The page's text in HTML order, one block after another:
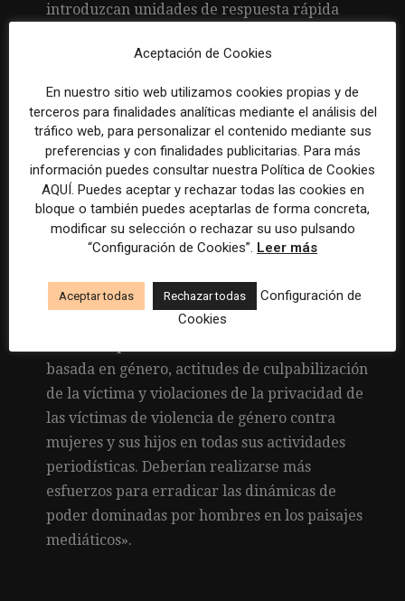
introduzcan unidades de respuesta rápida
con puntos de contacto humanos.
Apoyar la regulaciónpara hacer que las
compañías de redes sociales sean responsables
de la seguridad de las mujeres periodistas en
sus servicios.
Actuar según la recomendación de noviembre
de 2021 del Grupo de Expertos del Consejo de
Europa sobre la Acción contra la Violencia
alienta a las organizaciones de medios y
sindicatos de periodistas a «tomar pasos
basada en género, actitudes de culpabilización
de la víctima y violaciones de la privacidad de
las víctimas de violencia de género contra
mujeres y sus hijos en todas sus actividades
periodísticas. Deberían realizarse más
esfuerzos para erradicar las dinámicas de
poder dominadas por hombres en los paisajes
mediáticos».
Aceptación de Cookies
En nuestro sitio web utilizamos cookies propias y de
terceros para finalidades analíticas mediante el análisis del
tráfico web, para personalizar el contenido mediante sus
preferencias y con finalidades publicitarias. Para más
información puedes consultar nuestra Política de Cookies
AQUÍ. Puedes aceptar y rechazar todas las cookies en
bloque o también puedes aceptarlas de forma concreta,
modificar su selección o rechazar su uso pulsando
“Configuración de Cookies”. Leer más
Aceptar todas Rechazar todas
Configuración de
Cookies